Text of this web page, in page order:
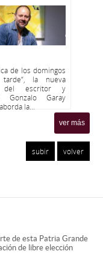
de los domingos
la nueva
del escritor y
Gonzalo Garay
la...
ver más
subir volver
de esta Patria Grande
de libre elección